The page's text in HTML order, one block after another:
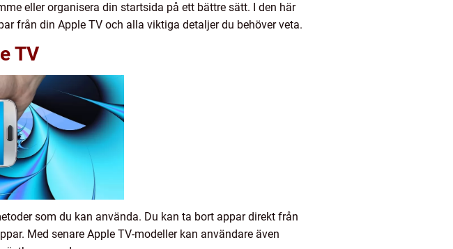
eller organisera din startsida på ett bättre sätt. I den här
från din Apple TV och alla viktiga detaljer du behöver veta.
TV
som du kan använda. Du kan ta bort appar direkt från
Med senare Apple TV-modeller kan användare även